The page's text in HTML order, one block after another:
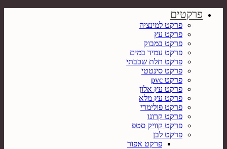
פרקטים
פרקט למינציה
פרקט עץ
פרקט במבוק
פרקט עמיד במים
פרקט תלת שכבתי
פרקט סינטטי
פרקט pvc
פרקט עץ אלון
פרקט עץ מלא
פרקט פולימרי
פרקט קרונו
פרקט קוויק סטפ
פרקט לבן
פרקט אפור